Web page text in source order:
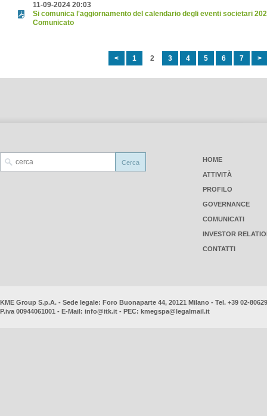
11-09-2024 20:03
Si comunica l'aggiornamento del calendario degli eventi societari
Comunicato
< 1 2 3 4 5 6 7 >
HOME
ATTIVITÀ
PROFILO
GOVERNANCE
COMUNICATI
INVESTOR
CONTATTI
KME Group S.p.A. - Sede legale: Foro Buonaparte 44, 20121 Milano - Tel. +39 02-
P.iva 00944061001 - E-Mail: info@itk.it - PEC: kmegspa@legalmail.it